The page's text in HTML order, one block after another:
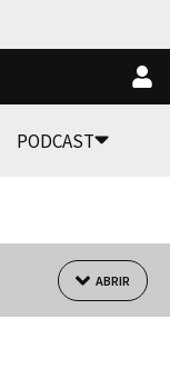
PODCAST
ABRIR